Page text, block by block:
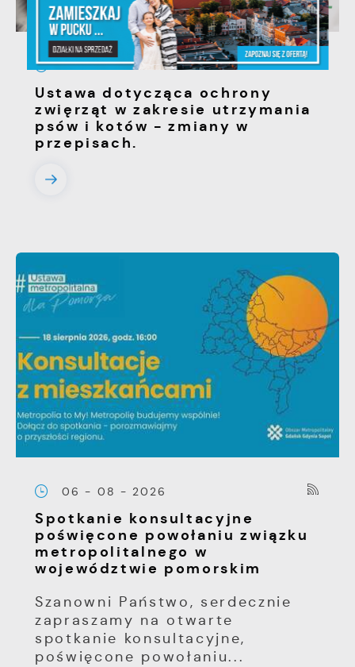
06 - 08 - 2026
Ustawa dotycząca ochrony
zwięrząt w zakresie utrzymania
psów i kotów - zmiany w
przepisach.
06 - 08 - 2026
Spotkanie konsultacyjne
poświęcone powołaniu związku
metropolitalnego w
województwie pomorskim
Szanowni Państwo, serdecznie
zapraszamy na otwarte
spotkanie konsultacyjne,
poświęcone powołaniu...